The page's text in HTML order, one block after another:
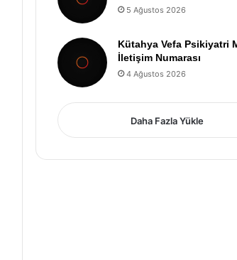
5 Ağustos 2026
Kütahya Vefa Psikiyatri
İletişim Numarası
4 Ağustos 2026
Daha Fazla Yükle